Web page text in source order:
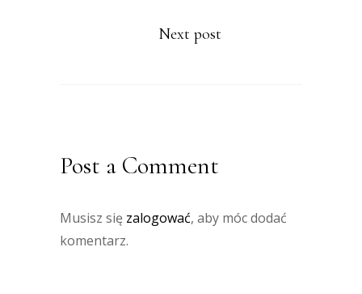
Next post
Post a Comment
Musisz się zalogować, aby móc dodać
komentarz.